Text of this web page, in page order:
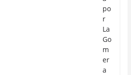
po
r
La
Go
m
er
a